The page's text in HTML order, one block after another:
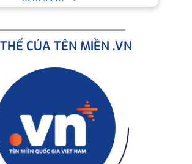
CỦA TÊN MIỀN .VN